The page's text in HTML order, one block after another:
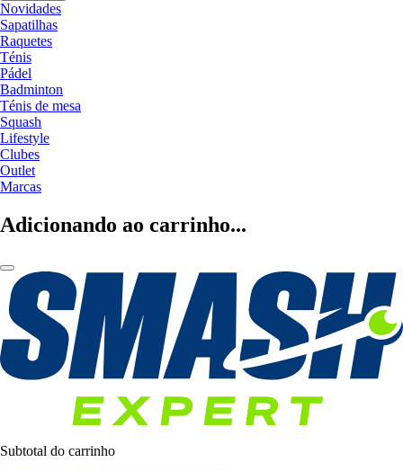
Novidades
Sapatilhas
Raquetes
Ténis
Pádel
Badminton
Ténis de mesa
Squash
Lifestyle
Clubes
Outlet
Marcas
Adicionando ao carrinho...
Subtotal do carrinho